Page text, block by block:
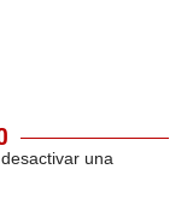
una